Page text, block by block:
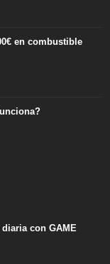
en combustible
con GAME